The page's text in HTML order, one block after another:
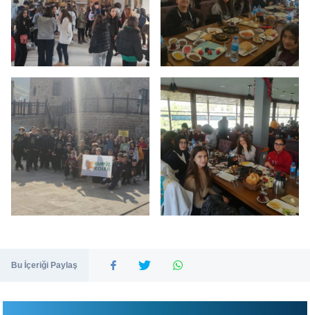
Bu İçeriği Paylaş